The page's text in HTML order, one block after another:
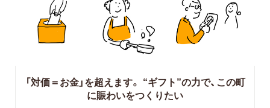
「対価＝お金」を超えます。 “ギフト”の力で、この町
に賑わいをつくりたい